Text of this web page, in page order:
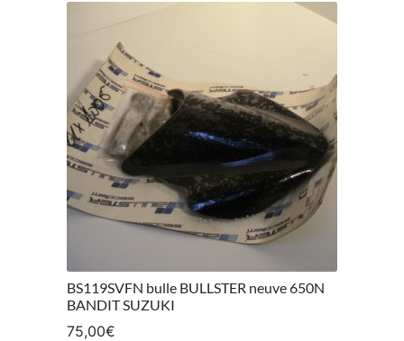
BS119SVFN bulle BULLSTER neuve 650N
BANDIT SUZUKI
75,00€